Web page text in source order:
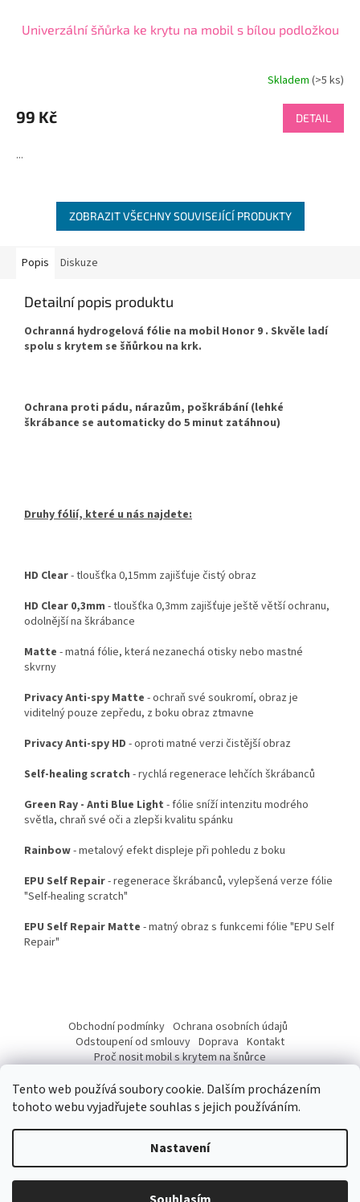
Tento web používá soubory cookie. Dalším procházením
tohoto webu vyjadřujete souhlas s jejich používáním.
Nastavení
Vážení Zákazníci, od 10. 07 do 17. 07. 2026 budeme mít provozní
přestávku z důvodu dovolené. Přijaté objednávky budeme expedovat
Univerzální šňůrka ke krytu na mobil s bílou podložkou
Skladem (>5 ks)
99 Kč DETAIL
...
ZOBRAZIT VŠECHNY SOUVISEJÍCÍ PRODUKTY
Popis Diskuze
Detailní popis produktu
Ochranná hydrogelová fólie na mobil Honor 9 . Skvěle ladí
spolu s krytem se šňůrkou na krk.
Ochrana proti pádu, nárazům, poškrábání (lehké
škrábance se automaticky do 5 minut zatáhnou)
Druhy fólií, které u nás najdete:
HD Clear- tloušťka 0,15mm zajišťuje čistý obraz
HD Clear 0,3mm - tloušťka 0,3mm zajišťuje ještě větší ochranu,
odolnější na škrábance
Matte - matná fólie, která nezanechá otisky nebo mastné
skvrny
Privacy Anti-spy Matte - ochraň své soukromí, obraz je
viditelný pouze zepředu, z boku obraz ztmavne
Privacy Anti-spy HD - oproti matné verzi čistější obraz
Self-healing scratch - rychlá regenerace lehčích škrábanců
Green Ray - Anti Blue Light - fólie sníží intenzitu modrého
světla, chraň své oči a zlepši kvalitu spánku
Rainbow- metalový efekt displeje při pohledu z boku
EPU Self Repair- regenerace škrábanců, vylepšená verze fólie
"Self-healing scratch"
EPU Self Repair Matte - matný obraz s funkcemi fólie "EPU Self
Repair"
a
Obchodní podmínky Ochrana osobních údajů
Odstoupení od smlouvy Doprava Kontakt
Proč nosit mobil s krytem na šnůrce
Vytvořil Shoptet